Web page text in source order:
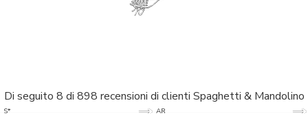
Di seguito 8 di 898 recensioni di clienti Spaghetti & Mandolino
S* AR